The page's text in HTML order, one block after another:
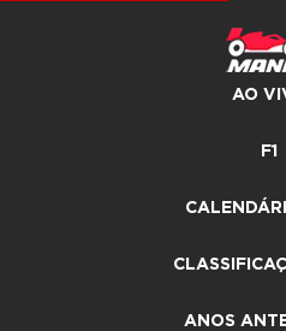
AO
F1
ANOS